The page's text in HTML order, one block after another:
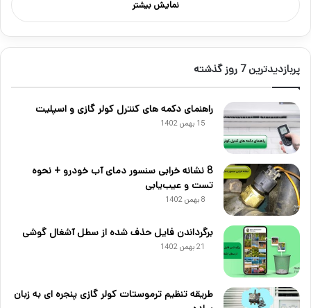
نمایش بیشتر
پربازدیدترین 7 روز گذشته
راهنمای دکمه های کنترل کولر گازی و اسپلیت
15 بهمن 1402
8 نشانه خرابی سنسور دمای آب خودرو + نحوه
تست و عیب‌یابی
8 بهمن 1402
برگرداندن فایل حذف شده از سطل آشغال گوشی
21 بهمن 1402
طریقه تنظیم ترموستات کولر گازی پنجره ای به زبان